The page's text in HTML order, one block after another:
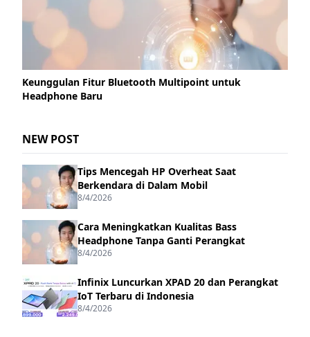
Keunggulan Fitur Bluetooth Multipoint untuk
Headphone Baru
NEW POST
Tips Mencegah HP Overheat Saat
Berkendara di Dalam Mobil
8/4/2026
Cara Meningkatkan Kualitas Bass
Headphone Tanpa Ganti Perangkat
8/4/2026
Infinix Luncurkan XPAD 20 dan Perangkat
IoT Terbaru di Indonesia
8/4/2026